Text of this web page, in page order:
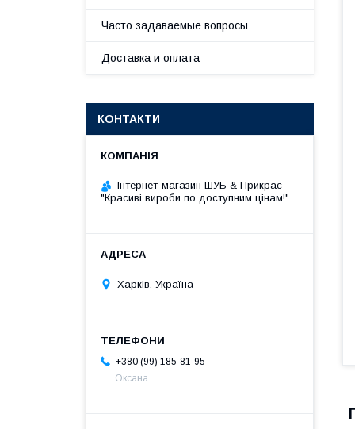
Часто задаваемые вопросы
Доставка и оплата
КОНТАКТИ
Інтернет-магазин ШУБ & Прикрас
"Красиві вироби по доступним цінам!"
Харків, Україна
+380 (99) 185-81-95
Оксана